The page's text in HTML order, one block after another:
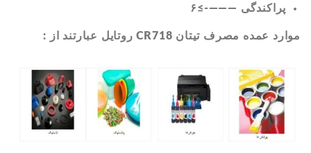
پراکندگی ———-≥۶
موارد عمده مصرف تیتان CR718 روتایل عبارتند از :